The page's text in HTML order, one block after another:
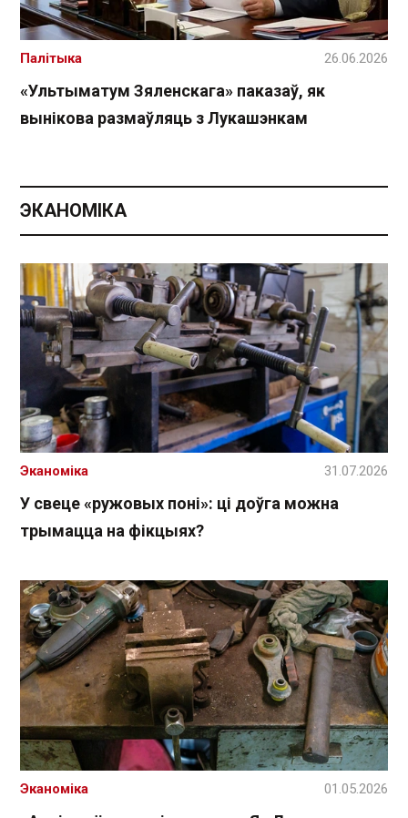
«Ультыматум Зяленскага» паказаў, як
вынікова размаўляць з Лукашэнкам
Палітыка 26.06.2026
ЭКАНОМІКА
У свеце «ружовых поні»: ці доўга можна
трымацца на фікцыях?
Эканоміка 31.07.2026
Эканоміка 01.05.2026